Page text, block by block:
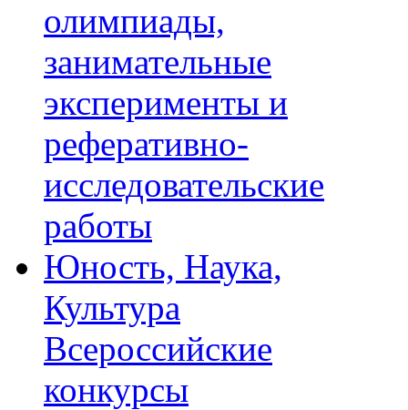
олимпиады,
занимательные
эксперименты и
реферативно-
исследовательские
работы
Юность, Наука,
Культура
Всероссийские
конкурсы